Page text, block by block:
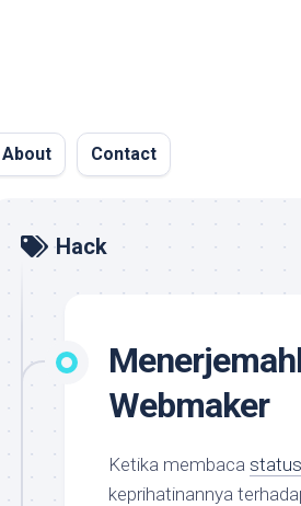
About Contact
Hack
Webmaker
Ketika membaca
keprihatinannya